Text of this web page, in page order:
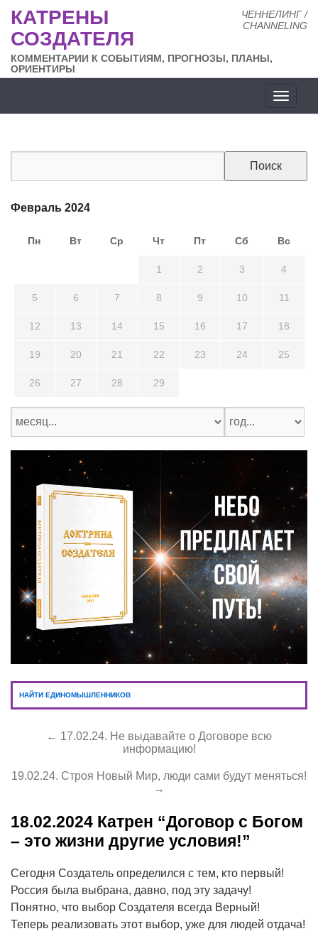
ЧЕННЕЛИНГ /
CHANNELING
КАТРЕНЫ
СОЗДАТЕЛЯ
КОММЕНТАРИИ К СОБЫТИЯМ, ПРОГНОЗЫ, ПЛАНЫ,
ОРИЕНТИРЫ
сайта
Февраль 2024
Пн Вт Ср Чт Пт Сб Вс
1 2 3 4
5 6 7 8 9 10 11
12 13 14 15 16 17 18
19 20 21 22 23 24 25
26 27 28 29
НАЙТИ ЕДИНОМЫШЛЕННИКОВ
← 17.02.24. Не выдавайте о Договоре всю
информацию!
19.02.24. Строя Новый Мир, люди сами будут меняться!
→
18.02.2024 Катрен “Договор с Богом
– это жизни другие условия!”
Сегодня Создатель определился с тем, кто первый!
Россия была выбрана, давно, под эту задачу!
Понятно, что выбор Создателя всегда Верный!
Теперь реализовать этот выбор, уже для людей отдача!